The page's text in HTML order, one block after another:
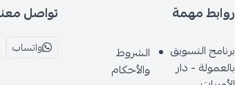
روابط مهمة
برنامج التسويق
بالعمولة - دار
الشروط
والأحكام
تواصل
واتساب